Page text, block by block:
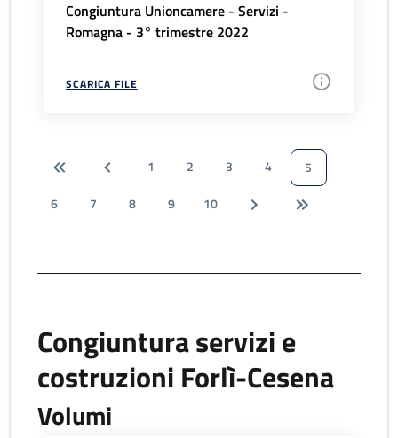
Congiuntura Unioncamere - Servizi -
Romagna - 3° trimestre 2022
SCARICA FILE
1 2 3 4
5
6
7 8 9 10
Congiuntura servizi e
costruzioni Forlì-Cesena
Volumi